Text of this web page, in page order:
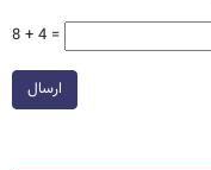
8 + 4 =
ارسال